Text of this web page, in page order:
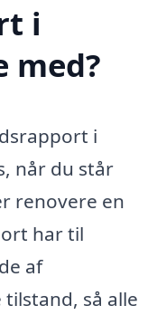
i
med?
i
når du står
renovere en
har til
af
så alle